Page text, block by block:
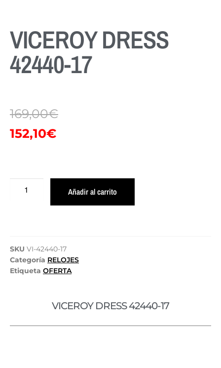
VICEROY DRESS
42440-17
169,00€
152,10€
Añadir al carrito
SKU VI-42440-17
Categoría RELOJES
Etiqueta OFERTA
VICEROY DRESS 42440-17